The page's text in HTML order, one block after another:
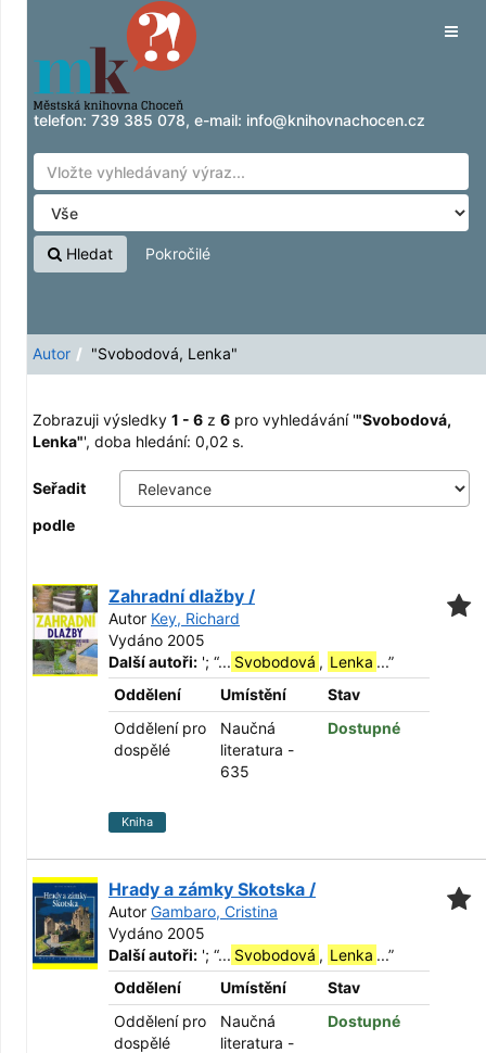
Zobrazuji výsledky1 - 6z
Přeskočit na obsah
telefon: 739 385 078, e-mail: info@knihovnachocen.cz
Hledat Pokročilé
Autor "Svobodová, Lenka"
Zobrazuji výsledky 1 - 6 z 6 pro vyhledávání '"Svobodová,
Lenka"', doba hledání: 0,02 s.
Seřadit
podle
Zahradní dlažby /
Autor Key, Richard
Vydáno 2005
Další autoři: '; “... Svobodová , Lenka ...”
Oddělení
Umístění
Stav
Oddělení pro
dospělé
Naučná
literatura -
635
Dostupné
Kniha
Hrady a zámky Skotska /
Autor Gambaro, Cristina
Vydáno 2005
Další autoři: '; “... Svobodová , Lenka ...”
Oddělení
Umístění
Stav
Oddělení pro
dospělé
Naučná
literatura -
Dostupné